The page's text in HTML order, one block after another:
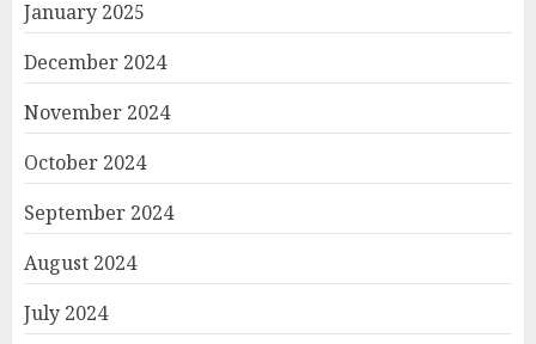
January 2025
December 2024
November 2024
October 2024
September 2024
August 2024
July 2024